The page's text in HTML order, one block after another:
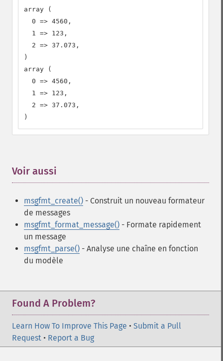
array (
  0 => 4560,
  1 => 123,
  2 => 37.073,
)
array (
  0 => 4560,
  1 => 123,
  2 => 37.073,
)
Voir aussi
msgfmt_create() - Construit un nouveau formateur
de messages
msgfmt_format_message() - Formate rapidement
un message
msgfmt_parse() - Analyse une chaîne en fonction
du modèle
Found A Problem?
Learn How To Improve This Page • Submit a Pull
Request • Report a Bug